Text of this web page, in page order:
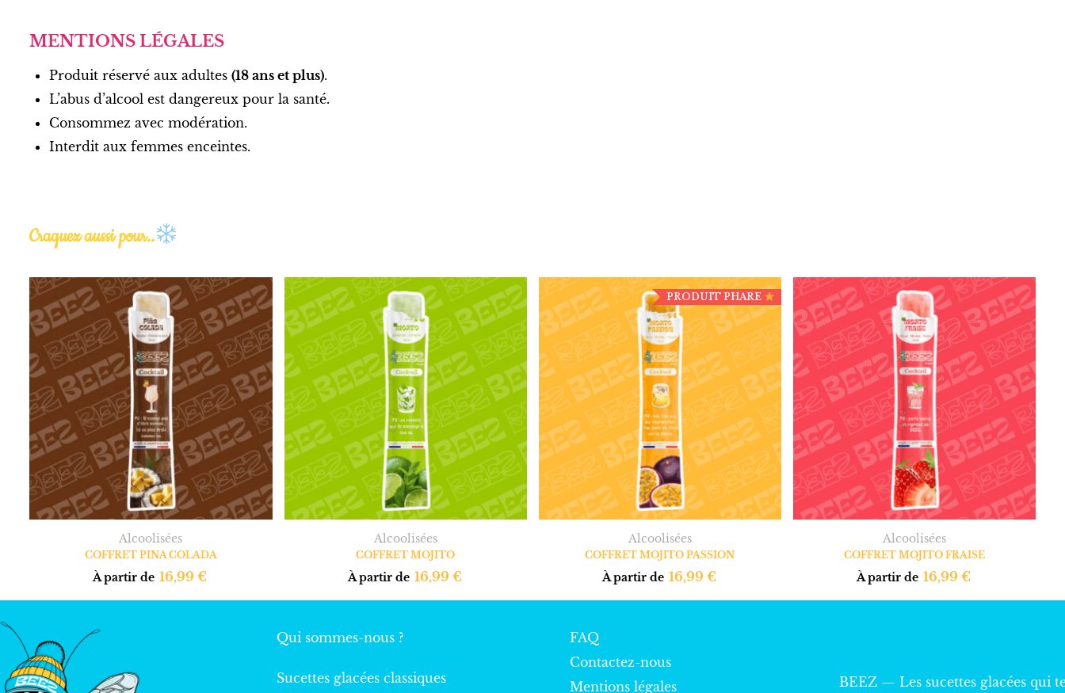
MENTIONS LÉGALES
Produit réservé aux adultes (18 ans et plus).
L’abus d’alcool est dangereux pour la santé.
Consommez avec modération.
Interdit aux femmes enceintes.
Craquez aussi pour..
Alcoolisées
COFFRET PIÑA COLADA
À partir de 16,99€
Alcoolisées
COFFRET MOJITO
À partir de 16,99 €
PRODUIT PHARE
Alcoolisées
COFFRET MOJITO PASSION
À partir de 16,99 €
Alcoolisées
COFFRET MOJITO FRAISE
À partir de 16,99€
Qui sommes-nous ?
Sucettes glacées classiques
FAQ
Contactez-nous
Mentions légales
BEEZ — Les sucettes glacées qui